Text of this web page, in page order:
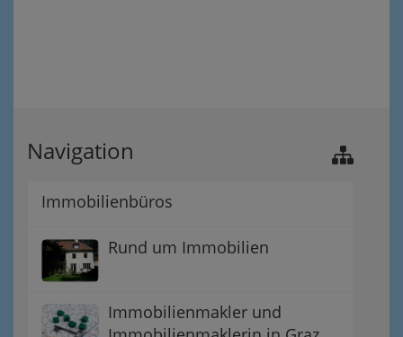
Navigation
Immobilienbüros
Rund um Immobilien
Immobilienmakler und